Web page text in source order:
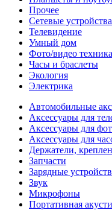
Прочее
Сетевые устройства
Телевидение
Умный дом
Фото/видео техника
Часы и браслеты
Экология
Электрика
Автомобильные
Аксессуары для
Аксессуары для
Аксессуары для
Держатели,
Запчасти
Зарядные
Звук
Микрофоны
Портативная